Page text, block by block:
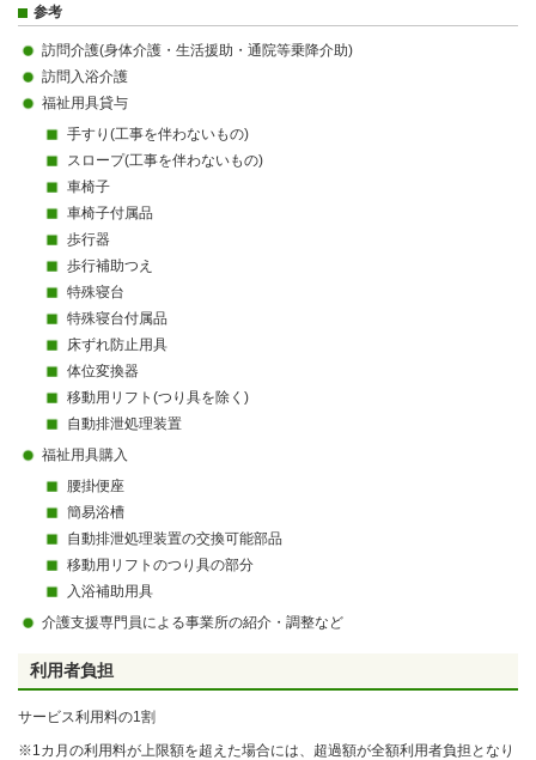
参考
訪問介護(身体介護・生活援助・通院等乗降介助)
訪問入浴介護
福祉用具貸与
手すり(工事を伴わないもの)
スロープ(工事を伴わないもの)
車椅子
車椅子付属品
歩行器
歩行補助つえ
特殊寝台
特殊寝台付属品
床ずれ防止用具
体位変換器
移動用リフト(つり具を除く)
自動排泄処理装置
福祉用具購入
腰掛便座
簡易浴槽
自動排泄処理装置の交換可能部品
移動用リフトのつり具の部分
入浴補助用具
介護支援専門員による事業所の紹介・調整など
利用者負担
サービス利用料の1割
※1カ月の利用料が上限額を超えた場合には、超過額が全額利用者負担となり